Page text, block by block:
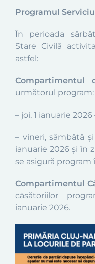
Programul
În perioada
Stare Civilă
astfel:
Compartimentul
următorul program:
– joi, 1 ianuarie 2026
– vineri, sâmbătă
ianuarie 2026 și în
se asigură program
Compartimentul
căsătoriilor
ianuarie 2026.